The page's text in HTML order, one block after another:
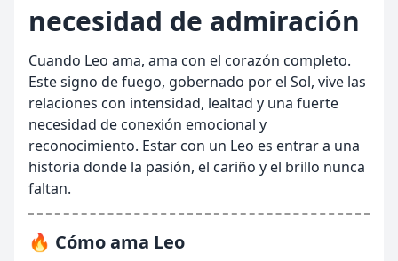
necesidad de admiración
Cuando Leo ama, ama con el corazón completo.
Este signo de fuego, gobernado por el Sol, vive las
relaciones con intensidad, lealtad y una fuerte
necesidad de conexión emocional y
reconocimiento. Estar con un Leo es entrar a una
historia donde la pasión, el cariño y el brillo nunca
faltan.
🔥 Cómo ama Leo